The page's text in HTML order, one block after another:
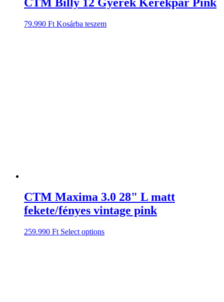
79.990 Ft Kosárba teszem
CTM Maxima 3.0 28" L matt
fekete/fényes vintage pink
259.990 Ft Select options